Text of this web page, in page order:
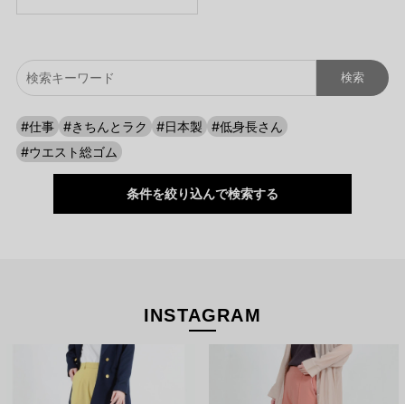
#仕事 #きちんとラク #日本製
#低身長さん
#ウエスト総ゴム
条件を絞り込んで検索する
INSTAGRAM